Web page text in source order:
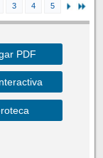
3 4 5
PDF